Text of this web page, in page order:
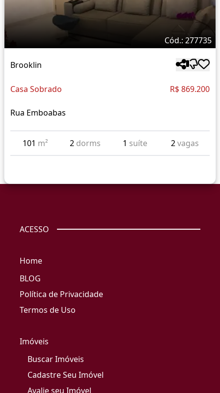
Cód.: 277735
Brooklin
Casa Sobrado R$ 869.200
Rua Emboabas
101 m² 2 dorms 1 suíte 2vagas
ACESSO
Home
BLOG
Política de Privacidade
Termos de Uso
Imóveis
Buscar Imóveis
Cadastre Seu Imóvel
Avalie seu Imóvel